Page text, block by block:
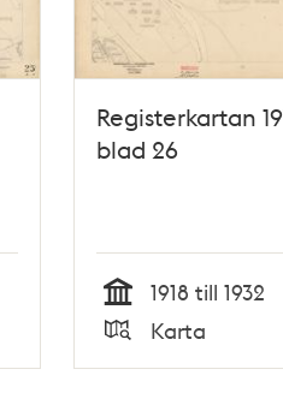
Registerkartan
blad 26
Tid
1918 till 1932
Typ
Karta